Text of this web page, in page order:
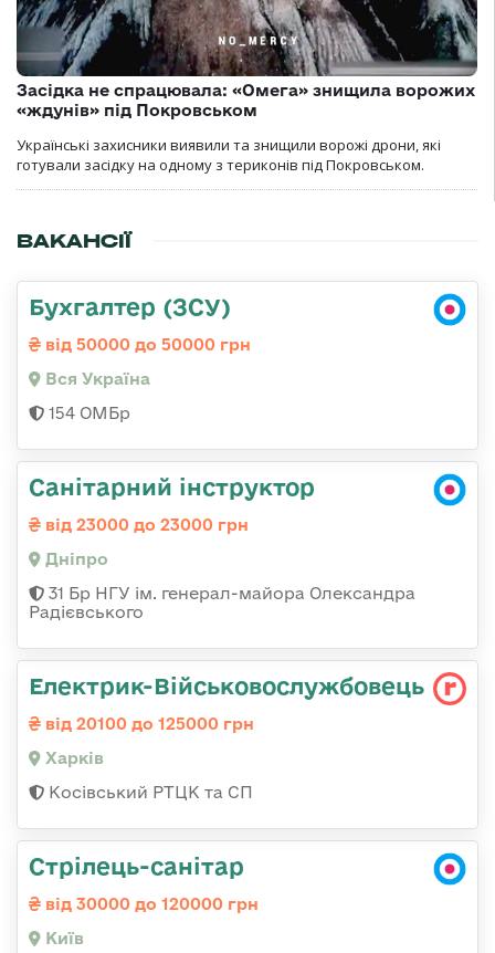
Засідка не спрацювала: «Омега» знищила ворожих
«ждунів» під Покровськом
Українські захисники виявили та знищили ворожі дрони, які
готували засідку на одному з териконів під Покровськом.
ВАКАНСІЇ
Бухгалтер (ЗСУ)
від 50000 до 50000 грн
Вся Україна
154 ОМБр
Санітарний інструктор
від 23000 до 23000 грн
Дніпро
31 Бр НГУ ім. генерал-майора Олександра
Радієвського
Електрик-Військовослужбовець
від 20100 до 125000 грн
Харків
Косівський РТЦК та СП
Стрілець-санітар
від 30000 до 120000 грн
Київ